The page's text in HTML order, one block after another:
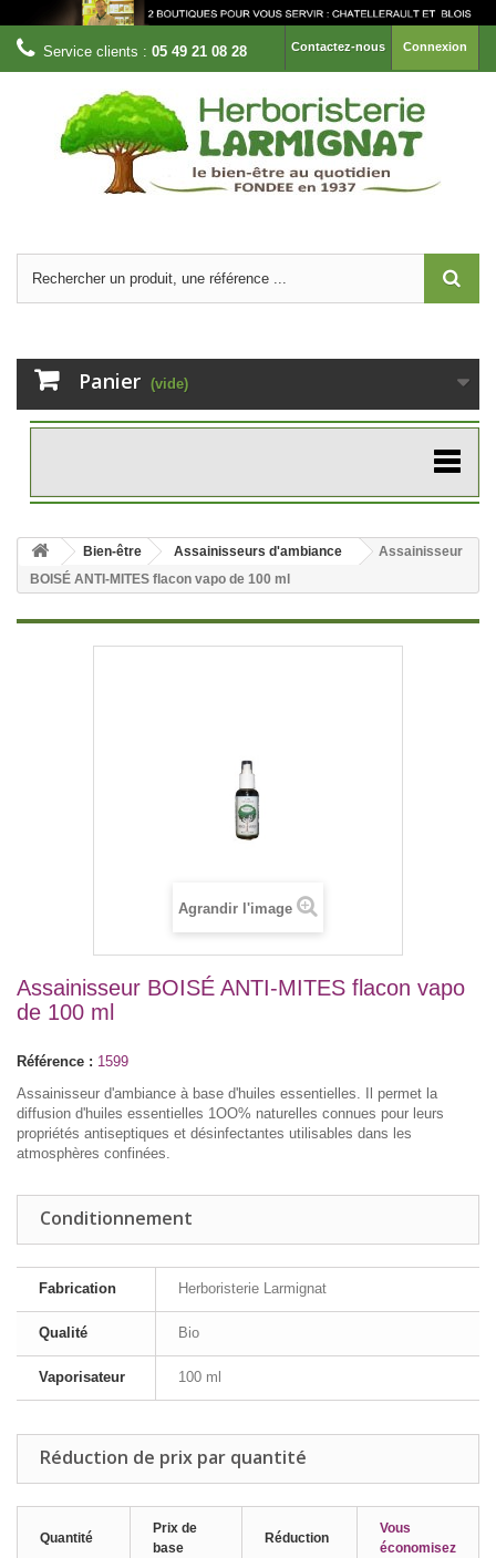
Connexion
Contactez-nous
Service clients : 05 49 21 08 28
Panier (vide)
Bien-être Assainisseurs d'ambiance
Assainisseur
BOISÉ ANTI-MITES flacon vapo de 100 ml
Agrandir l'image
Assainisseur BOISÉ ANTI-MITES flacon vapo
de 100 ml
Référence : 1599
Assainisseur d'ambiance à base d'huiles essentielles. Il permet la
diffusion d'huiles essentielles 1OO% naturelles connues pour leurs
propriétés antiseptiques et désinfectantes utilisables dans les
atmosphères confinées.
Conditionnement
Fabrication Herboristerie Larmignat
Qualité Bio
Vaporisateur 100 ml
Réduction de prix par quantité
Quantité
Prix de
base
Réduction
Vous
économisez